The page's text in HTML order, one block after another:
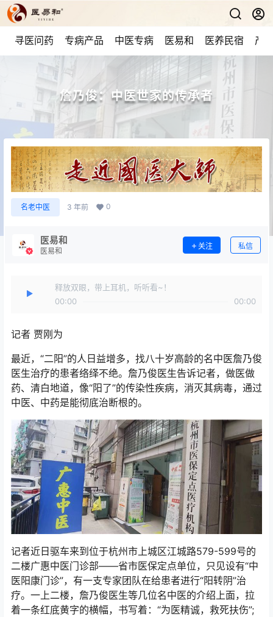
寻医问药 专病产品 中医专病 医易和 医养民宿 产
詹乃俊：中医世家的传承者
名老中医 3 年前 0
医易和
医易和
关注 私信
释放双眼，带上耳机，听听看~！
00:00
00:00
记者 贾刚为
最近，“二阳”的人日益增多，找八十岁高龄的名中医詹乃俊
医生治疗的患者络绎不绝。詹乃俊医生告诉记者，做医做
药、清白地道，像“阳了”的传染性疾病，消灭其病毒，通过
中医、中药是能彻底治断根的。
记者近日驱车来到位于杭州市上城区江城路579-599号的
二楼广惠中医门诊部——省市医保定点单位，只见设有“中
医阳康门诊”，有一支专家团队在给患者进行“阳转阴”治
疗。一上二楼，詹乃俊医生等几位名中医的介绍上面，拉
着一条红底黄字的横幅，书写着：“为医精诚，救死扶伤”;